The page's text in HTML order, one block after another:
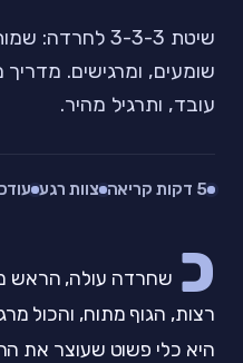
שומעים, ומרגישים.
עובד, ותרגיל מהיר.
5 דקות קריאה צוות רגע
כ שחרדה עולה, הראש
היא כלי פשוט שעוצר את